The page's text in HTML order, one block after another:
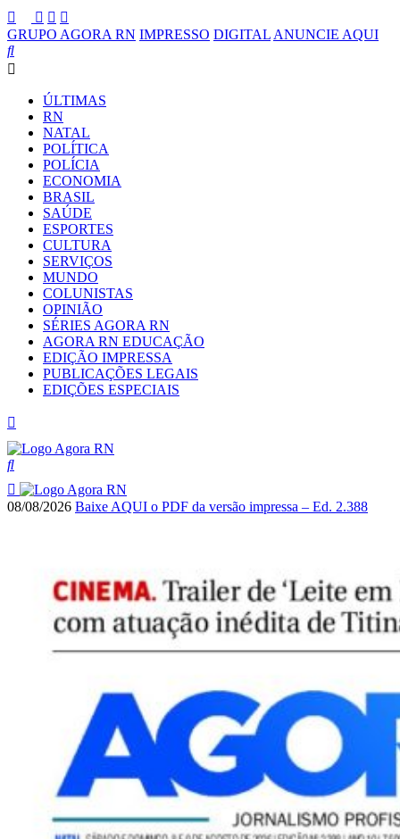
GRUPO AGORA RN IMPRESSO DIGITAL ANUNCIE AQUI
ÚLTIMAS
RN
NATAL
POLÍTICA
POLÍCIA
ECONOMIA
BRASIL
SAÚDE
ESPORTES
CULTURA
SERVIÇOS
MUNDO
COLUNISTAS
OPINIÃO
SÉRIES AGORA RN
AGORA RN EDUCAÇÃO
EDIÇÃO IMPRESSA
PUBLICAÇÕES LEGAIS
EDIÇÕES ESPECIAIS
08/08/2026 Baixe AQUI o PDF da versão impressa – Ed. 2.388